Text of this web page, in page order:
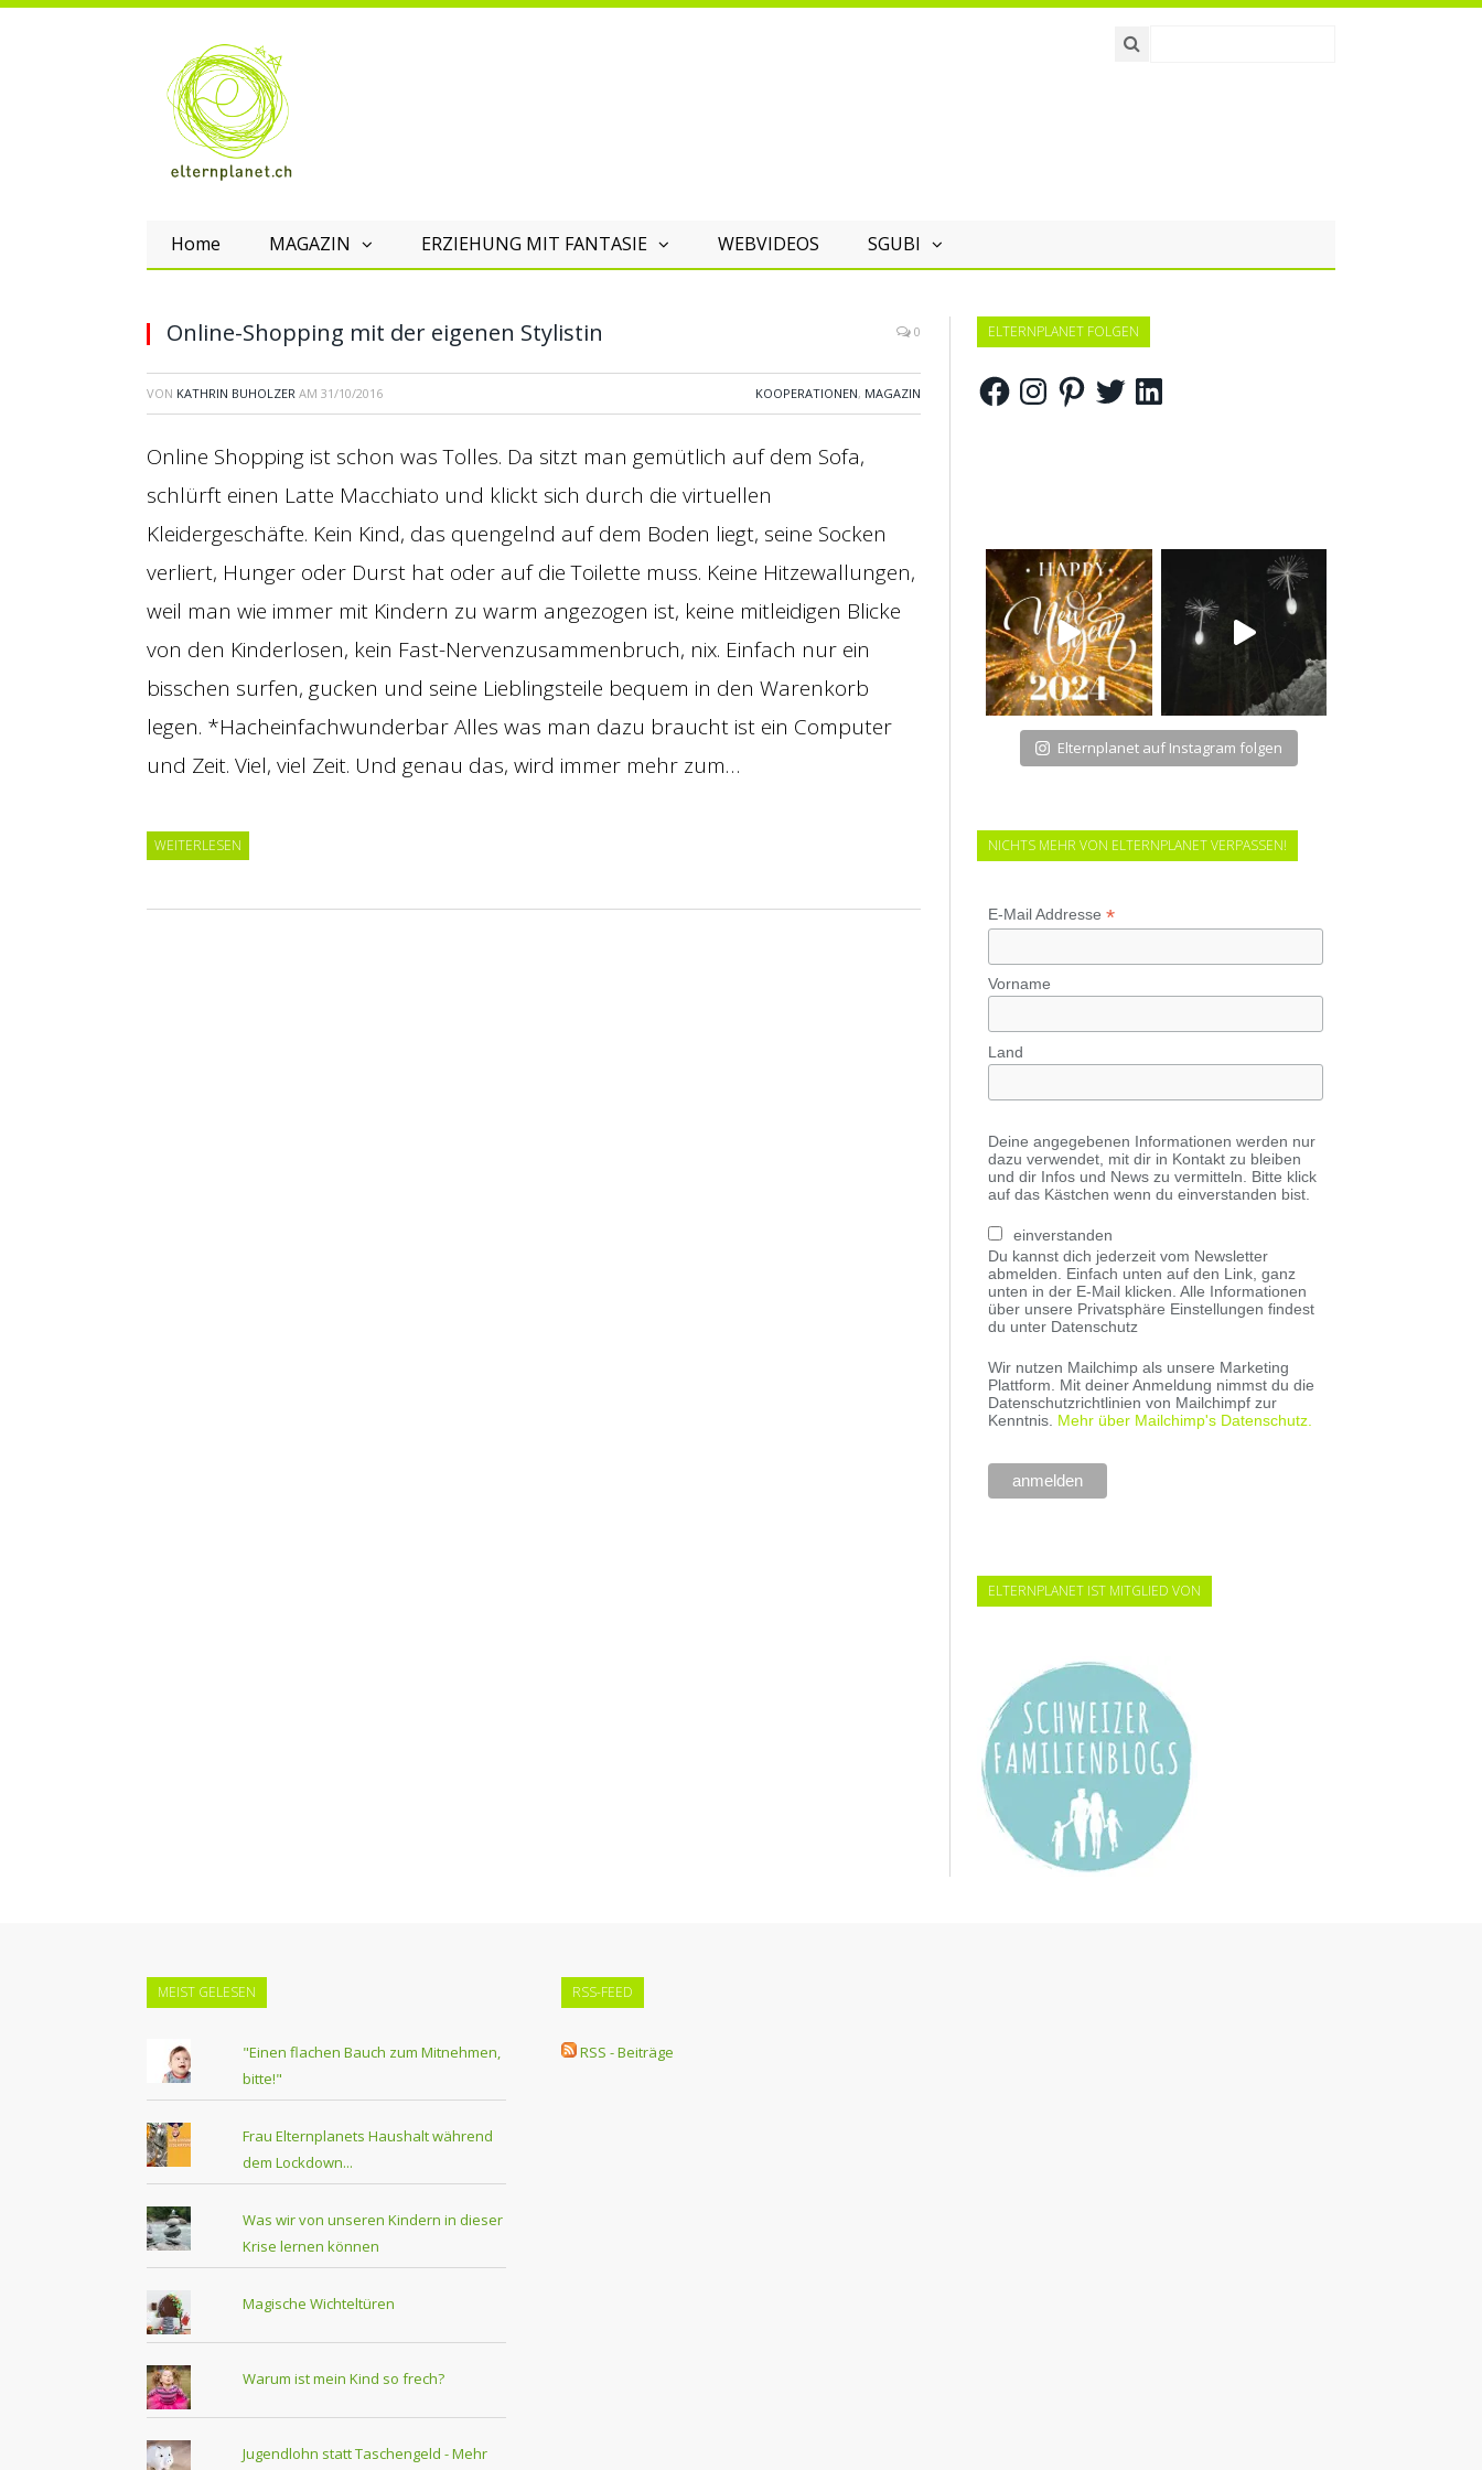
Home MAGAZIN ERZIEHUNG MIT FANTASIE WEBVIDEOS SGUBI
Online-Shopping mit der eigenen Stylistin 0
VON KATHRIN BUHOLZER AM 31/10/2016 KOOPERATIONEN, MAGAZIN
Online Shopping ist schon was Tolles. Da sitzt man gemütlich auf dem Sofa,
schlürft einen Latte Macchiato und klickt sich durch die virtuellen
Kleidergeschäfte. Kein Kind, das quengelnd auf dem Boden liegt, seine Socken
verliert, Hunger oder Durst hat oder auf die Toilette muss. Keine Hitzewallungen,
weil man wie immer mit Kindern zu warm angezogen ist, keine mitleidigen Blicke
von den Kinderlosen, kein Fast-Nervenzusammenbruch, nix. Einfach nur ein
bisschen surfen, gucken und seine Lieblingsteile bequem in den Warenkorb
legen. *Hacheinfachwunderbar Alles was man dazu braucht ist ein Computer
und Zeit. Viel, viel Zeit. Und genau das, wird immer mehr zum…
WEITERLESEN
ELTERNPLANET FOLGEN
FacebookInstagramPinterestTwitterLinkedIn
Elternplanet auf Instagram folgen
NICHTS MEHR VON ELTERNPLANET VERPASSEN!
E-Mail Addresse *
Vorname
Land
Deine angegebenen Informationen werden nur
dazu verwendet, mit dir in Kontakt zu bleiben
und dir Infos und News zu vermitteln. Bitte klick
auf das Kästchen wenn du einverstanden bist.
einverstanden
Du kannst dich jederzeit vom Newsletter
abmelden. Einfach unten auf den Link, ganz
unten in der E-Mail klicken. Alle Informationen
über unsere Privatsphäre Einstellungen findest
du unter Datenschutz
Wir nutzen Mailchimp als unsere Marketing
Plattform. Mit deiner Anmeldung nimmst du die
Datenschutzrichtlinien von Mailchimpf zur
Kenntnis. Mehr über Mailchimp's Datenschutz.
ELTERNPLANET IST MITGLIED VON
MEIST GELESEN
"Einen flachen Bauch zum Mitnehmen,
bitte!"
Frau Elternplanets Haushalt während
dem Lockdown...
Was wir von unseren Kindern in dieser
Krise lernen können
Magische Wichteltüren
Warum ist mein Kind so frech?
Jugendlohn statt Taschengeld - Mehr
RSS-FEED
RSS - Beiträge